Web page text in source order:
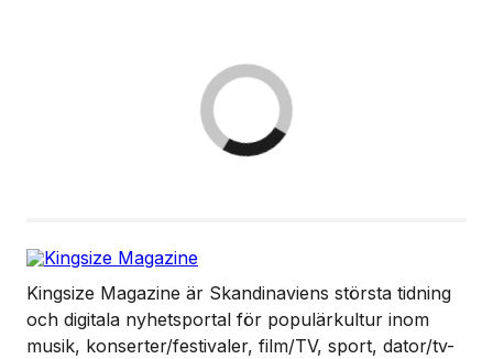
Kingsize Magazine är Skandinaviens största tidning
och digitala nyhetsportal för populärkultur inom
musik, konserter/festivaler, film/TV, sport, dator/tv-